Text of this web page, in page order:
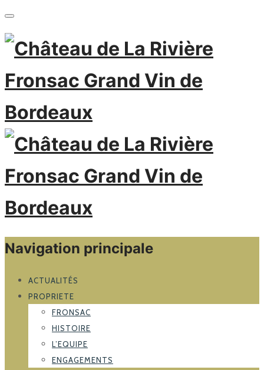
Navigation principale
ACTUALITÉS
PROPRIETE
FRONSAC
HISTOIRE
L’EQUIPE
ENGAGEMENTS